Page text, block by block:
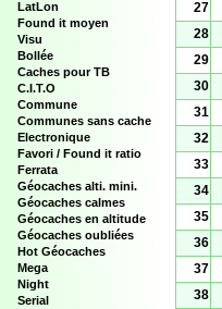
LatLon
Found it moyen
Visu
Bollée
Caches pour TB
C.I.T.O
Commune
Communes sans cache
Electronique
Favori / Found it ratio
Ferrata
Géocaches alti. mini.
Géocaches calmes
Géocaches en altitude
Géocaches oubliées
Hot Géocaches
Mega
Night
Serial
27
28
29
30
31
32
33
34
35
36
37
38